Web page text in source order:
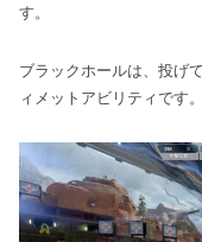
す。
ブラックホールは、投げ
ィメットアビリティです。